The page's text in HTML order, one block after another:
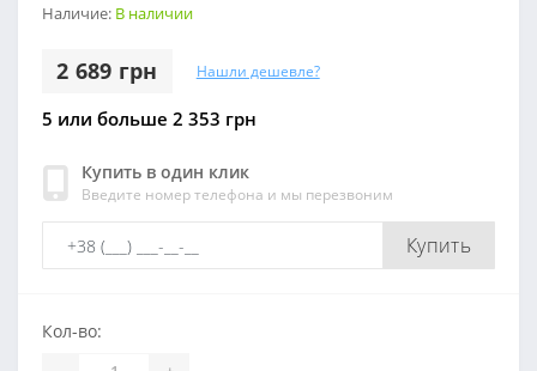
Наличие: В наличии
2 689 грн Нашли дешевле?
5 или больше 2 353 грн
Купить в один клик
Введите номер телефона и мы перезвоним
Купить
Кол-во: